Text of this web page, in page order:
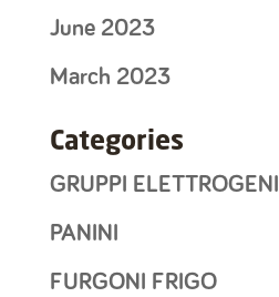
June 2023
March 2023
Categories
GRUPPI ELETTROGENI
PANINI
FURGONI FRIGO